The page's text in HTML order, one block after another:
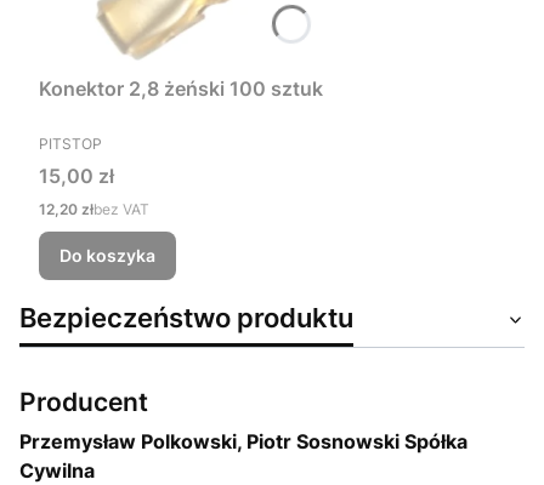
Konektor 2,8 żeński 100 sztuk
PRODUCENT
PITSTOP
Cena
15,00 zł
Cena
12,20 złbez VAT
Do koszyka
Bezpieczeństwo produktu
Producent
Przemysław Polkowski, Piotr Sosnowski Spółka
Cywilna